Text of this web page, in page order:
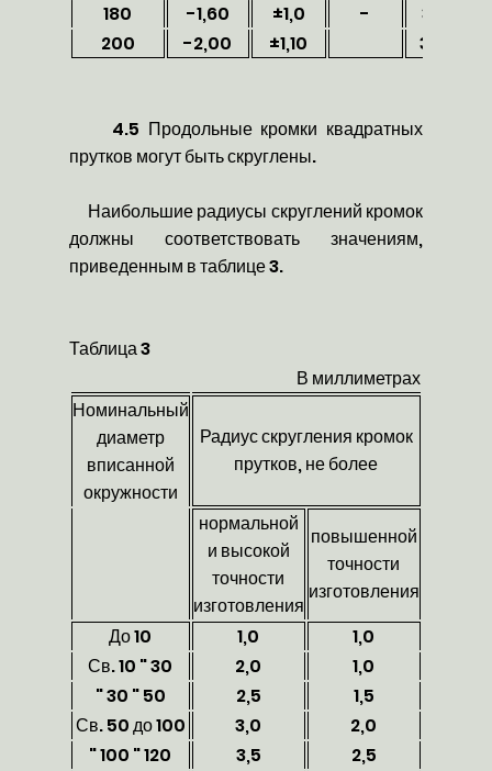
180
-1,60 ±1,0 -
32105
200
-2,00 ±1,10 39593
4.5 Продольные кромки квадратных
прутков могут быть скруглены.
Наибольшие радиусы скруглений кромок
должны соответствовать значениям,
приведенным в таблице 3.
Таблица 3
В миллиметрах
Номинальный
диаметр
вписанной
окружности
Радиус скругления кромок
прутков, не более
нормальной
и высокой
точности
изготовления
повышенной
точности
изготовления
До 10
1,0
1,0
Св. 10 " 30
2,0
1,0
" 30 " 50
2,5
1,5
Св. 50 до 100
3,0
2,0
" 100 " 120
3,5
2,5